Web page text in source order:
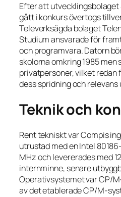
Efter att utvecklingsbolaget
gått i konkurs övertogs
Televerksägda bolaget
Studium ansvarade för
och programvara. Datorn
skolorna omkring 1985 men
privatpersoner, vilket redan
dess spridning och
Teknik och
Rent tekniskt var Compis
utrustad med en Intel
MHz och levererades med
internminne, senare
Operativsystemet var CP/
av det etablerade CP/M-